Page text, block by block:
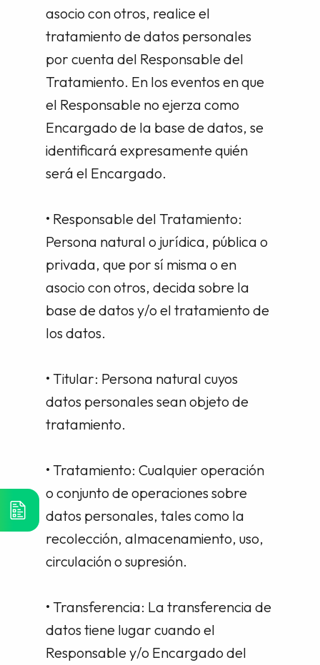
asocio con otros, realice el
tratamiento de datos personales
por cuenta del Responsable del
Tratamiento. En los eventos en que
el Responsable no ejerza como
Encargado de la base de datos, se
identificará expresamente quién
será el Encargado.
• Responsable del Tratamiento:
Persona natural o jurídica, pública o
privada, que por sí misma o en
asocio con otros, decida sobre la
base de datos y/o el tratamiento de
los datos.
• Titular: Persona natural cuyos
datos personales sean objeto de
tratamiento.
• Tratamiento: Cualquier operación
o conjunto de operaciones sobre
datos personales, tales como la
recolección, almacenamiento, uso,
circulación o supresión.
• Transferencia: La transferencia de
datos tiene lugar cuando el
Responsable y/o Encargado del